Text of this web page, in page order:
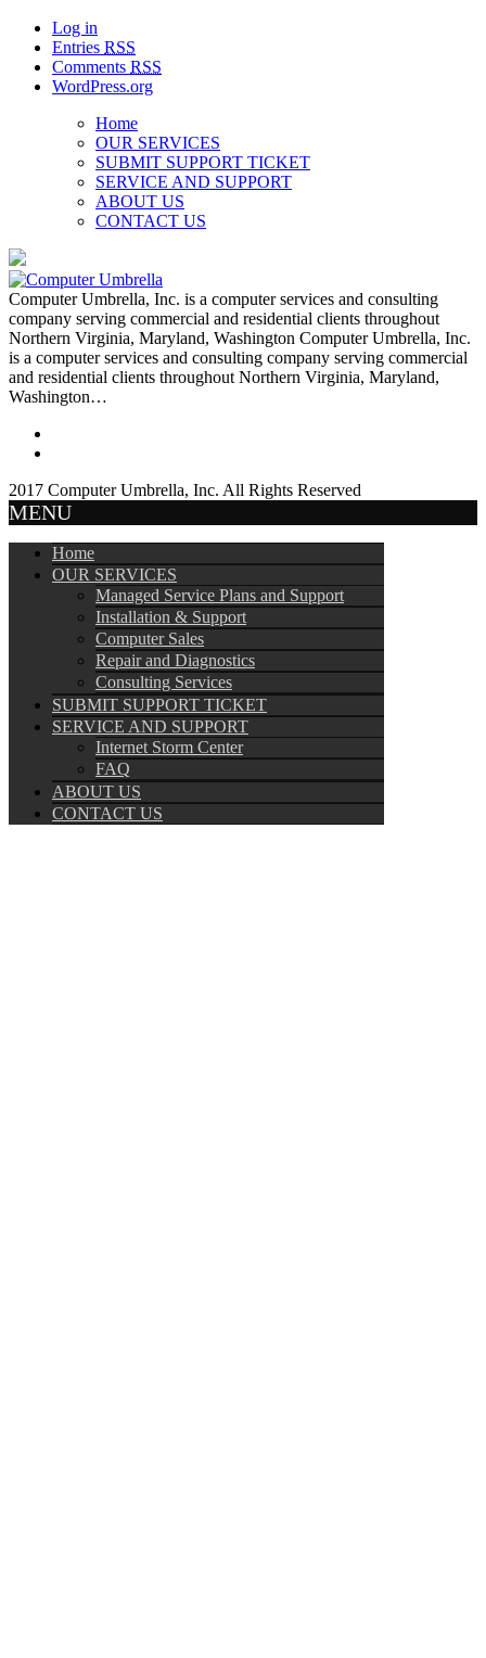
Log in
Entries RSS
Comments RSS
WordPress.org
Home
OUR SERVICES
SUBMIT SUPPORT TICKET
SERVICE AND SUPPORT
ABOUT US
CONTACT US
Computer Umbrella, Inc. is a computer services and consulting
company serving commercial and residential clients throughout
Northern Virginia, Maryland, Washington Computer Umbrella, Inc.
is a computer services and consulting company serving commercial
and residential clients throughout Northern Virginia, Maryland,
Washington…
2017 Computer Umbrella, Inc. All Rights Reserved
MENU
Home
OUR SERVICES
Managed Service Plans and Support
Installation & Support
Computer Sales
Repair and Diagnostics
Consulting Services
SUBMIT SUPPORT TICKET
SERVICE AND SUPPORT
Internet Storm Center
FAQ
ABOUT US
CONTACT US